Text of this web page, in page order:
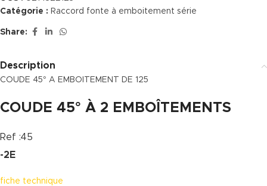
Catégorie : Raccord fonte à emboitement série
Share:
Description
COUDE 45° A EMBOITEMENT DE 125
COUDE 45° À 2 EMBOÎTEMENTS
Ref :45
-2E
fiche technique